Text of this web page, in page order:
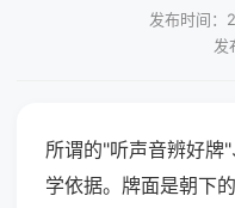
发布时间
发
所谓的"听声音辨好牌
学依据。牌面是朝下